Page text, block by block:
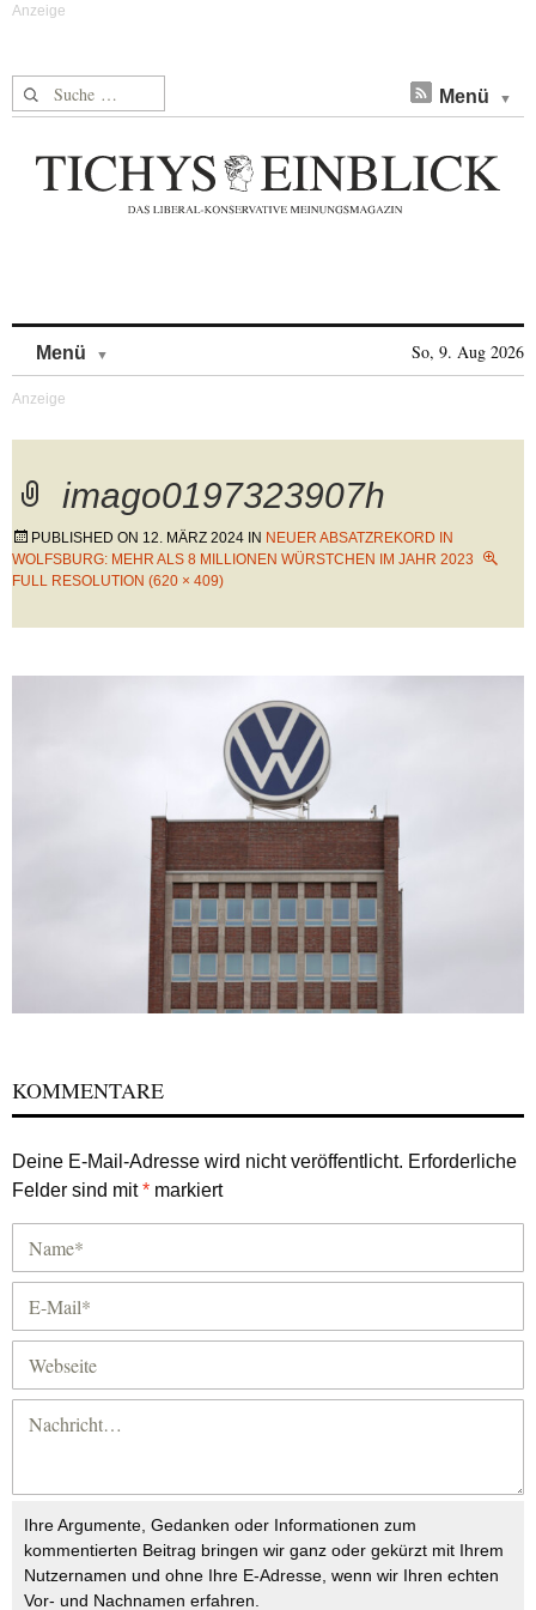
Suche nach: Menü
Menü So, 9. Aug 2026
imago0197323907h
PUBLISHED ON 12. MÄRZ 2024 IN NEUER ABSATZREKORD IN
WOLFSBURG: MEHR ALS 8 MILLIONEN WÜRSTCHEN IM JAHR 2023
FULL RESOLUTION (620 × 409)
KOMMENTARE
Deine E-Mail-Adresse wird nicht veröffentlicht. Erforderliche
Felder sind mit* markiert
Ihre Argumente, Gedanken oder Informationen zum
kommentierten Beitrag bringen wir ganz oder gekürzt mit Ihrem
Nutzernamen und ohne Ihre E-Adresse, wenn wir Ihren echten
Vor- und Nachnamen erfahren.